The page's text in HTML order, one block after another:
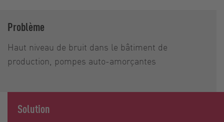
Problème
Haut niveau de bruit dans le bâtiment de
production, pompes auto-amorçantes
Solution